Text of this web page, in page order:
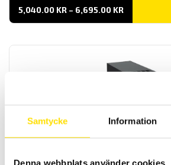
Samtycke Information
Denna webbplats använder cookies
5,040.00 KR – 6,695.00 KR
TILL
TRIAD2 T1
isolerade in- och